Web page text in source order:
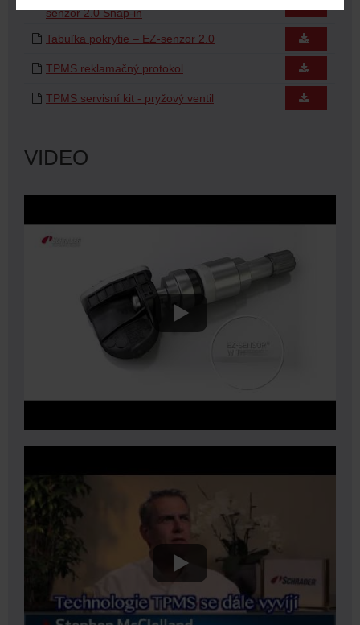
senzor 2.0 Snap-in
Tabuľka pokrytie – EZ-senzor 2.0
TPMS reklamačný protokol
TPMS servisní kit - pryžový ventil
VIDEO